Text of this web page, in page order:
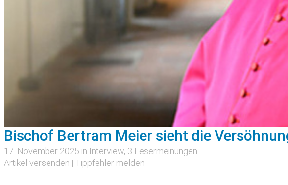
Bischof Bertram Meier sieht die
17. November 2025 in Interview, 3 Lesermeinungen
Artikel versenden | Tippfehler melden